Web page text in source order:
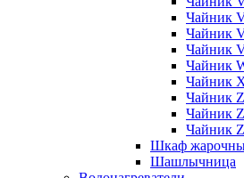
Чайник
Чайник
Чайник
Чайник
Чайник
Чайник
Чайник
Чайник
Шкаф
Шашлычница